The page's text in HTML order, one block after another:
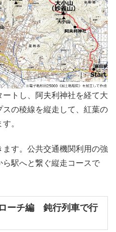
ートし、阿夫利神社を経て大
の稜線を縦走して、紅葉の
。
す。公共交通機関利用の強
駅へと繋ぐ縦走コースで
ーチ編 鈍行列車で行